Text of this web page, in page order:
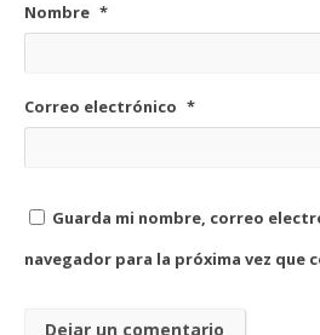
Nombre *
Correo electrónico *
Guarda mi nombre, correo
navegador para la próxima vez que